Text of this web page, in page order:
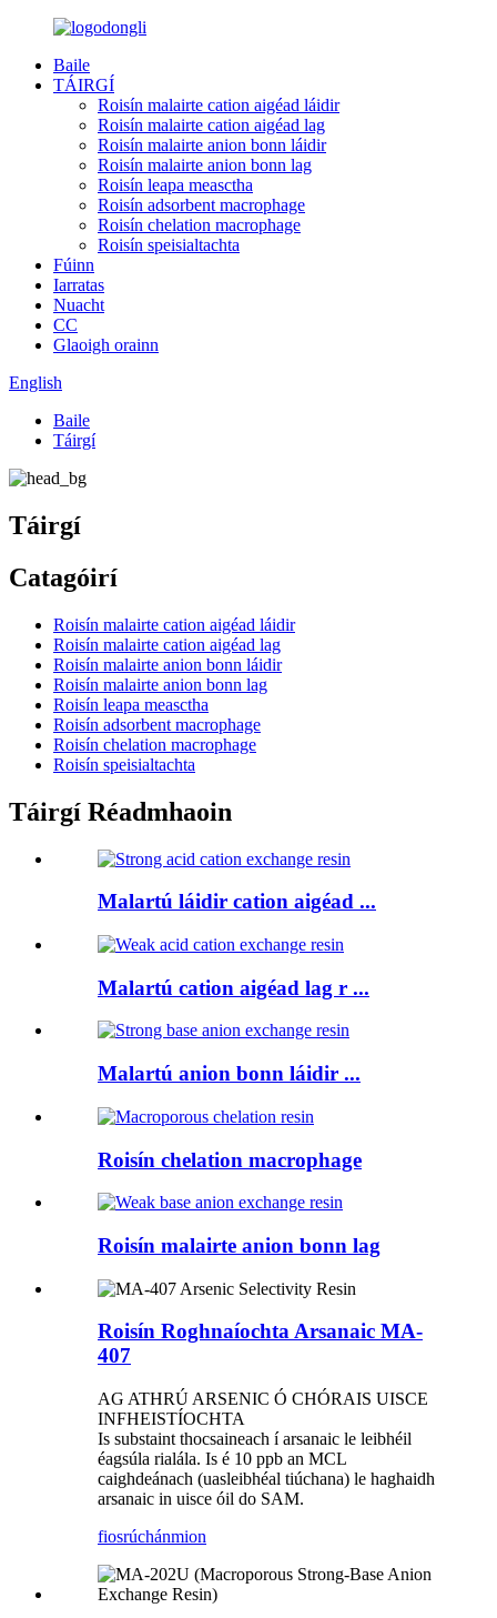
Baile
TÁIRGÍ
Roisín malairte cation aigéad láidir
Roisín malairte cation aigéad lag
Roisín malairte anion bonn láidir
Roisín malairte anion bonn lag
Roisín leapa measctha
Roisín adsorbent macrophage
Roisín chelation macrophage
Roisín speisialtachta
Fúinn
Iarratas
Nuacht
CC
Glaoigh orainn
English
Baile
Táirgí
Táirgí
Catagóirí
Roisín malairte cation aigéad láidir
Roisín malairte cation aigéad lag
Roisín malairte anion bonn láidir
Roisín malairte anion bonn lag
Roisín leapa measctha
Roisín adsorbent macrophage
Roisín chelation macrophage
Roisín speisialtachta
Táirgí Réadmhaoin
Malartú láidir cation aigéad ...
Malartú cation aigéad lag r ...
Malartú anion bonn láidir ...
Roisín chelation macrophage
Roisín malairte anion bonn lag
Roisín Roghnaíochta Arsanaic MA-
407
AG ATHRÚ ARSENIC Ó CHÓRAIS UISCE
INFHEISTÍOCHTA
Is substaint thocsaineach í arsanaic le leibhéil
éagsúla rialála. Is é 10 ppb an MCL
caighdeánach (uasleibhéal tiúchana) le haghaidh
arsanaic in uisce óil do SAM.
fiosrúchánmion